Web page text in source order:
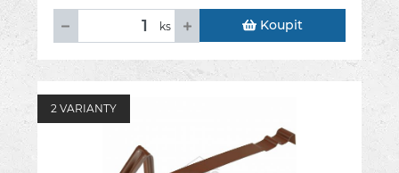
ks Koupit
2 VARIANTY